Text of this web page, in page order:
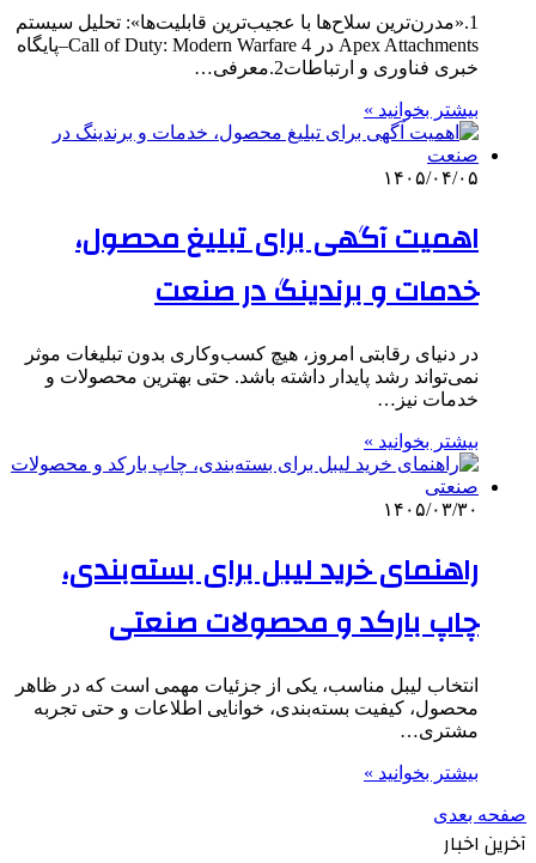
1.«مدرن‌ترین سلاح‌ها با عجیب‌ترین قابلیت‌ها»: تحلیل سیستم
Apex Attachments در Call of Duty: Modern Warfare 4–پایگاه
خبری فناوری و ارتباطات2.معرفی…
بیشتر بخوانید »
۱۴۰۵/۰۴/۰۵
اهمیت آگهی برای تبلیغ محصول،
خدمات و برندینگ در صنعت
در دنیای رقابتی امروز، هیچ کسب‌وکاری بدون تبلیغات موثر
نمی‌تواند رشد پایدار داشته باشد. حتی بهترین محصولات و
خدمات نیز…
بیشتر بخوانید »
۱۴۰۵/۰۳/۳۰
راهنمای خرید لیبل برای بسته‌بندی،
چاپ بارکد و محصولات صنعتی
انتخاب لیبل مناسب، یکی از جزئیات مهمی است که در ظاهر
محصول، کیفیت بسته‌بندی، خوانایی اطلاعات و حتی تجربه
مشتری…
بیشتر بخوانید »
صفحه بعدی
آخرین اخبار